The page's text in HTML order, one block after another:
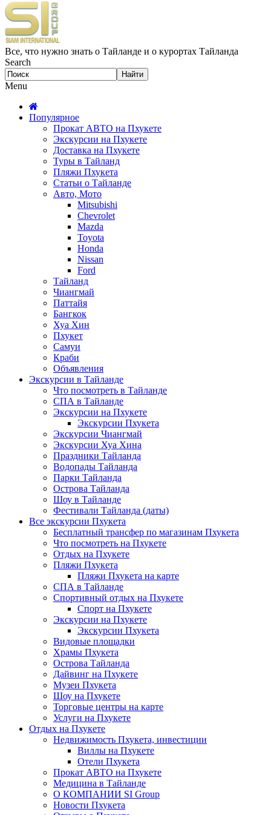
Все, что нужно знать о Тайланде и о курортах Тайланда
Search
Menu
Популярное
Прокат АВТО на Пхукете
Экскурсии на Пхукете
Доставка на Пхукете
Туры в Тайланд
Пляжи Пхукета
Статьи о Тайланде
Авто, Мото
Mitsubishi
Chevrolet
Mazda
Toyota
Honda
Nissan
Ford
Тайланд
Чиангмай
Паттайя
Бангкок
Хуа Хин
Пхукет
Самуи
Краби
Объявления
Экскурсии в Тайланде
Что посмотреть в Тайланде
СПА в Тайланде
Экскурсии на Пхукете
Экскурсии Пхукета
Экскурсии Чиангмай
Экскурсии Хуа Хина
Праздники Тайланда
Водопады Тайланда
Парки Тайланда
Острова Тайланда
Шоу в Тайланде
Фестивали Тайланда (даты)
Все экскурсии Пхукета
Бесплатный трансфер по магазинам Пхукета
Что посмотреть на Пхукете
Отдых на Пхукете
Пляжи Пхукета
Пляжи Пхукета на карте
СПА в Тайланде
Спортивный отдых на Пхукете
Спорт на Пхукете
Экскурсии на Пхукете
Экскурсии Пхукета
Видовые площадки
Храмы Пхукета
Острова Тайланда
Дайвинг на Пхукете
Музеи Пхукета
Шоу на Пхукете
Торговые центры на карте
Услуги на Пхукете
Отдых на Пхукете
Недвижимость Пхукета, инвестиции
Виллы на Пхукете
Отели Пхукета
Прокат АВТО на Пхукете
Медицина в Тайланде
О КОМПАНИИ SI Group
Новости Пхукета